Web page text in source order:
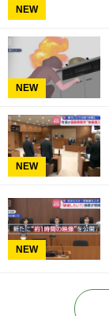
NEW
NEW
NEW
NEW